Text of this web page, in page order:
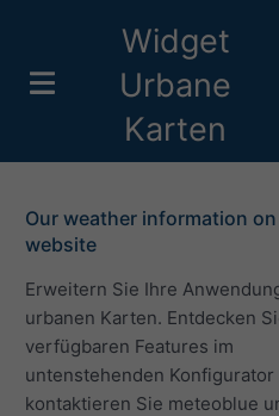
Widget
Urbane
Karten
Our weather information
website
Erweitern Sie Ihre
urbanen Karten. Entdecken
verfügbaren Features im
untenstehenden Konfigurator
kontaktieren Sie meteoblue